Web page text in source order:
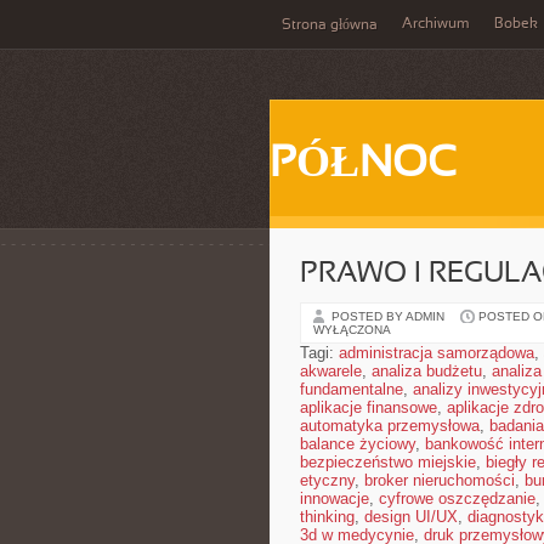
Strona główna Archiwum Bobek
PÓŁNOC
PRAWO I
POSTED BY ADMIN POSTED
WYŁĄCZONA
Tagi: administracja samorządowa,
akwarele, analiza budżetu,
fundamentalne, analizy
aplikacje finansowe, aplikacje
automatyka przemysłowa,
balance życiowy, bankowość
bezpieczeństwo miejskie, biegły
etyczny, broker nieruchomości,
innowacje, cyfrowe oszczędzanie,
thinking, design UI/UX,
3d w medycynie, druk